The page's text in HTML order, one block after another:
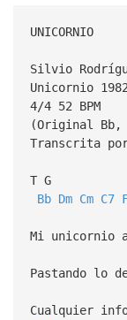
UNICORNIO
Silvio
Unicornio
4/4 52 BPM
(Original Bb,
Transcrita por
T G
Bb Dm Cm C7
Mi unicornio
Pastando lo
Cualquier